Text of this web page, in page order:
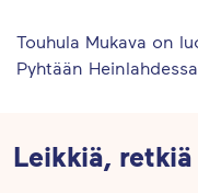
Touhula Mukava on
Pyhtään Heinlahdessa.
Leikkiä,